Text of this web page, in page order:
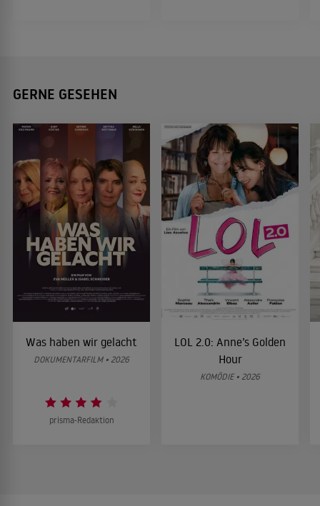
GERNE GESEHEN
Was haben wir gelacht
DOKUMENTARFILM • 2026
prisma-Redaktion
LOL 2.0: Anne’s Golden
Hour
KOMÖDIE • 2026